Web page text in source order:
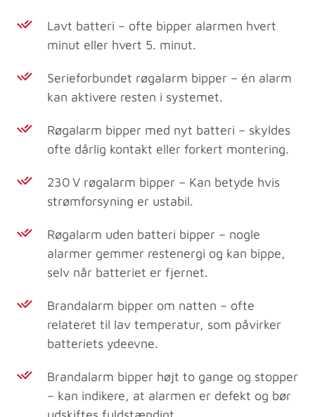
Lavt batteri – ofte bipper alarmen hvert
minut eller hvert 5. minut.
Serieforbundet røgalarm bipper – én alarm
kan aktivere resten i systemet.
Røgalarm bipper med nyt batteri – skyldes
ofte dårlig kontakt eller forkert montering.
230 V røgalarm bipper – Kan betyde hvis
strømforsyning er ustabil.
Røgalarm uden batteri bipper – nogle
alarmer gemmer restenergi og kan bippe,
selv når batteriet er fjernet.
Brandalarm bipper om natten – ofte
relateret til lav temperatur, som påvirker
batteriets ydeevne.
Brandalarm bipper højt to gange og stopper
– kan indikere, at alarmen er defekt og bør